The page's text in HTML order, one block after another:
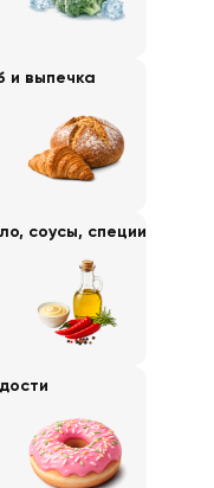
и выпечка
соусы, специи